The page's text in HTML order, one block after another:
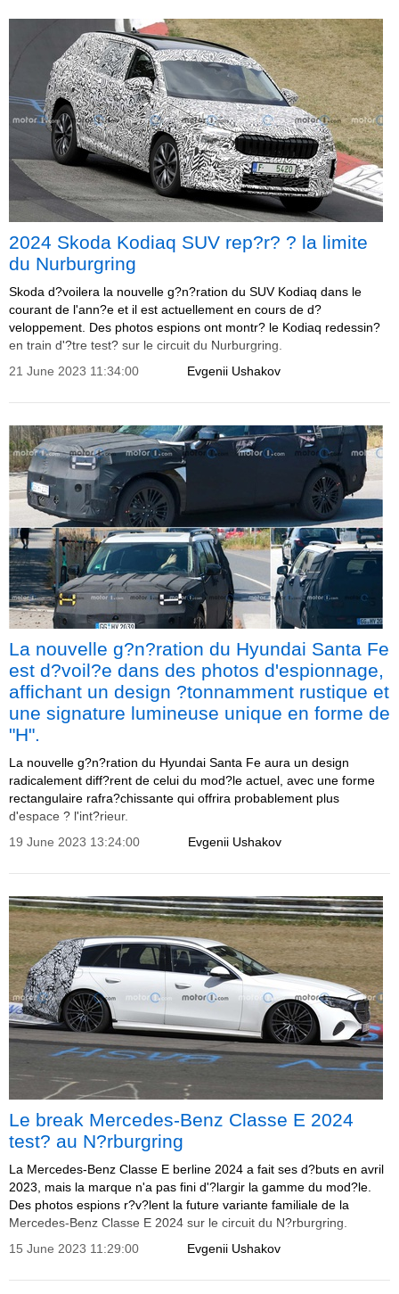
2024 Skoda Kodiaq SUV rep?r? ? la limite
du Nurburgring
Skoda d?voilera la nouvelle g?n?ration du SUV Kodiaq dans le
courant de l'ann?e et il est actuellement en cours de d?
veloppement. Des photos espions ont montr? le Kodiaq redessin?
en train d'?tre test? sur le circuit du Nurburgring.
Evgenii Ushakov
21 June 2023 11:34:00
La nouvelle g?n?ration du Hyundai Santa Fe
est d?voil?e dans des photos d'espionnage,
affichant un design ?tonnamment rustique et
une signature lumineuse unique en forme de
"H".
La nouvelle g?n?ration du Hyundai Santa Fe aura un design
radicalement diff?rent de celui du mod?le actuel, avec une forme
rectangulaire rafra?chissante qui offrira probablement plus
d'espace ? l'int?rieur.
Evgenii Ushakov
19 June 2023 13:24:00
Le break Mercedes-Benz Classe E 2024
test? au N?rburgring
La Mercedes-Benz Classe E berline 2024 a fait ses d?buts en avril
2023, mais la marque n'a pas fini d'?largir la gamme du mod?le.
Des photos espions r?v?lent la future variante familiale de la
Mercedes-Benz Classe E 2024 sur le circuit du N?rburgring.
Evgenii Ushakov
15 June 2023 11:29:00